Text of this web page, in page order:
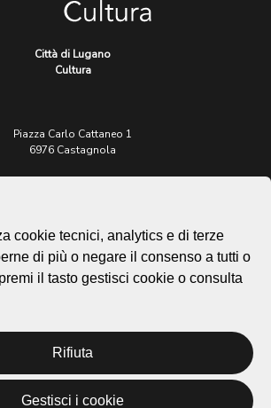
Città di Lugano
Cultura
Piazza Carlo Cattaneo 1
6976 Castagnola
patrimonio@lugano.ch
t. +41 58 866 68 50
Sito istituzionale:
Privacy Policy
Credits
Homepage
cookie tecnici, analytics e di terze
di più o negare il consenso a tutti o
il tasto gestisci cookie o consulta
Rifiuta
Gestisci i cookie